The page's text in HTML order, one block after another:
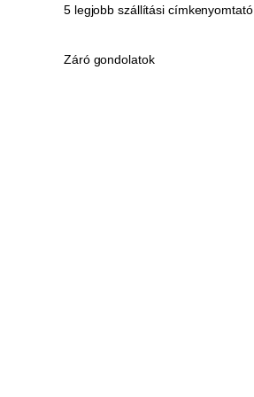
5 legjobb szállítási címkenyomtató
Záró gondolatok